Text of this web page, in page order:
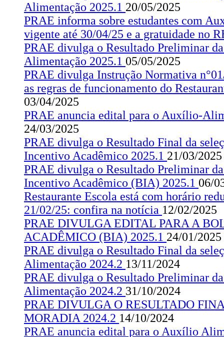
Alimentação 2025.1 20/05/2025
PRAE informa sobre estudantes com
vigente até 30/04/25 e a gratuidade no
PRAE divulga o Resultado Preliminar
Alimentação 2025.1 05/05/2025
PRAE divulga Instrução Normativa
as regras de funcionamento do
03/04/2025
PRAE anuncia edital para o Auxílio-
24/03/2025
PRAE divulga o Resultado Final da
Incentivo Acadêmico 2025.1 21/03/2025
PRAE divulga o Resultado Preliminar
Incentivo Acadêmico (BIA) 2025.1 06/
Restaurante Escola está com horário
21/02/25: confira na notícia 12/02/2025
PRAE DIVULGA EDITAL PARA A
ACADÊMICO (BIA) 2025.1 24/01/2025
PRAE divulga o Resultado Final da
Alimentação 2024.2 13/11/2024
PRAE divulga o Resultado Preliminar
Alimentação 2024.2 31/10/2024
PRAE DIVULGA O RESULTADO
MORADIA 2024.2 14/10/2024
PRAE anuncia edital para o Auxílio